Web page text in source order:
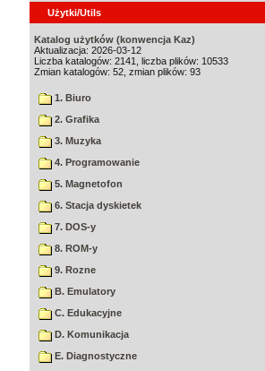
Użytki/Utils
Katalog użytków (konwencja Kaz)
Aktualizacja: 2026-03-12
Liczba katalogów: 2141, liczba plików: 10533
Zmian katalogów: 52, zmian plików: 93
1. Biuro
2. Grafika
3. Muzyka
4. Programowanie
5. Magnetofon
6. Stacja dyskietek
7. DOS-y
8. ROM-y
9. Rozne
B. Emulatory
C. Edukacyjne
D. Komunikacja
E. Diagnostyczne